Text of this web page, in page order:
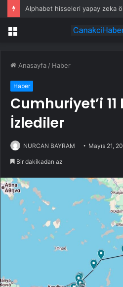
Menü
Anasayfa / Haber
Haber
Cumhuriyet’i 11
İzlediler
NURCAN BAYRAM Mayıs 21,
Bir dakikadan az